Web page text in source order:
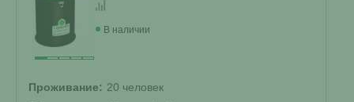
В наличии
Проживание: 20 человек